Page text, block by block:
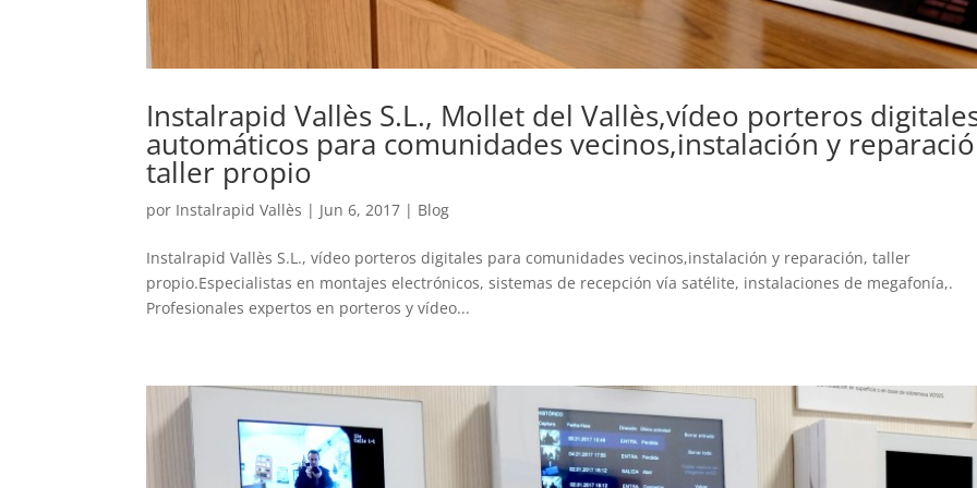
Instalrapid Vallès S.L., Mollet del Vallès,vídeo porteros
automáticos para comunidades vecinos,instalación y
taller propio
por Instalrapid Vallès | Jun 6, 2017 | Blog
Instalrapid Vallès S.L., vídeo porteros digitales para comunidades vecinos,instalación y reparación, taller
propio.Especialistas en montajes electrónicos, sistemas de recepción vía satélite, instalaciones de megafonía,.
Profesionales expertos en porteros y vídeo...